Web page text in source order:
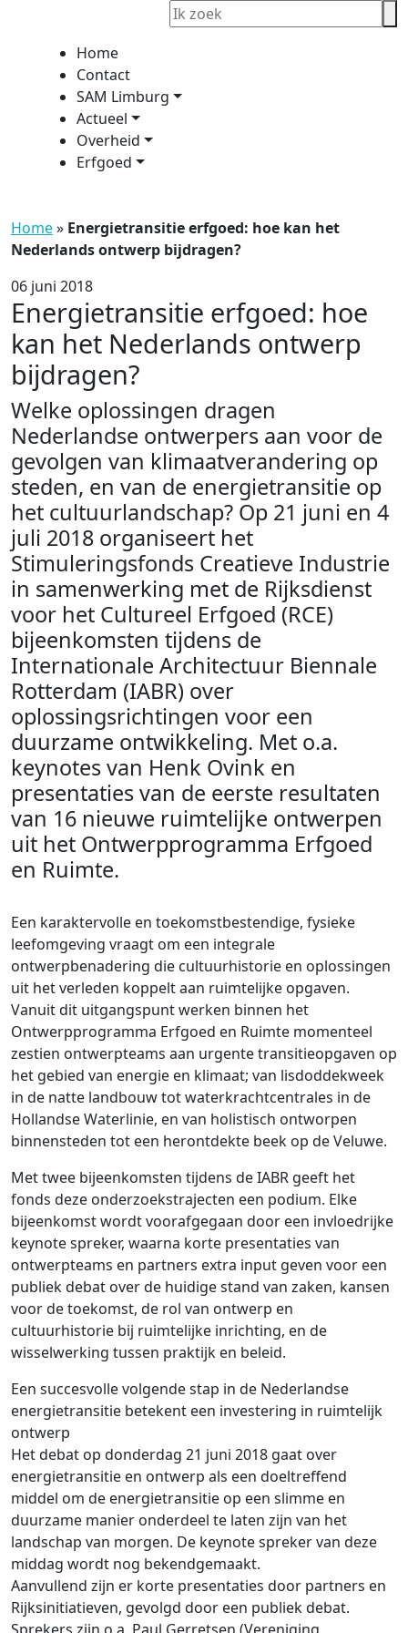
Home
Contact
SAM Limburg
Actueel
Overheid
Erfgoed
Home» Energietransitie erfgoed: hoe kan het
Nederlands ontwerp bijdragen?
06 juni 2018
Energietransitie erfgoed: hoe
kan het Nederlands ontwerp
bijdragen?
Welke oplossingen dragen
Nederlandse ontwerpers aan voor de
gevolgen van klimaatverandering op
steden, en van de energietransitie op
het cultuurlandschap? Op 21 juni en 4
juli 2018 organiseert het
Stimuleringsfonds Creatieve Industrie
in samenwerking met de Rijksdienst
voor het Cultureel Erfgoed (RCE)
bijeenkomsten tijdens de
Internationale Architectuur Biennale
Rotterdam (IABR) over
oplossingsrichtingen voor een
duurzame ontwikkeling. Met o.a.
keynotes van Henk Ovink en
presentaties van de eerste resultaten
van 16 nieuwe ruimtelijke ontwerpen
uit het Ontwerpprogramma Erfgoed
en Ruimte.
Een karaktervolle en toekomstbestendige, fysieke
leefomgeving vraagt om een integrale
ontwerpbenadering die cultuurhistorie en oplossingen
uit het verleden koppelt aan ruimtelijke opgaven.
Vanuit dit uitgangspunt werken binnen het
Ontwerpprogramma Erfgoed en Ruimte momenteel
zestien ontwerpteams aan urgente transitieopgaven op
het gebied van energie en klimaat; van lisdoddekweek
in de natte landbouw tot waterkrachtcentrales in de
Hollandse Waterlinie, en van holistisch ontworpen
binnensteden tot een herontdekte beek op de Veluwe.
Met twee bijeenkomsten tijdens de IABR geeft het
fonds deze onderzoekstrajecten een podium. Elke
bijeenkomst wordt voorafgegaan door een invloedrijke
keynote spreker, waarna korte presentaties van
ontwerpteams en partners extra input geven voor een
publiek debat over de huidige stand van zaken, kansen
voor de toekomst, de rol van ontwerp en
cultuurhistorie bij ruimtelijke inrichting, en de
wisselwerking tussen praktijk en beleid.
Een succesvolle volgende stap in de Nederlandse
energietransitie betekent een investering in ruimtelijk
ontwerp
Het debat op donderdag 21 juni 2018 gaat over
energietransitie en ontwerp als een doeltreffend
middel om de energietransitie op een slimme en
duurzame manier onderdeel te laten zijn van het
landschap van morgen. De keynote spreker van deze
middag wordt nog bekendgemaakt.
Aanvullend zijn er korte presentaties door partners en
Rijksinitiatieven, gevolgd door een publiek debat.